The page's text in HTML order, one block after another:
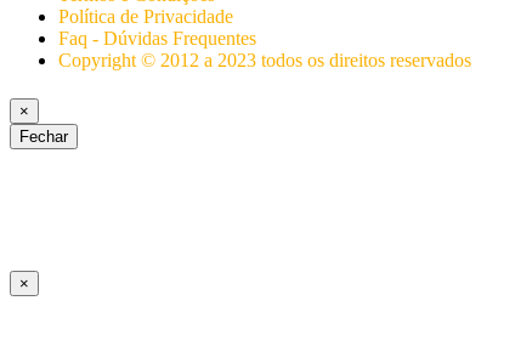
Política de Privacidade
Faq - Dúvidas Frequentes
Copyright © 2012 a 2023 todos os direitos reservados
×
Fechar
×